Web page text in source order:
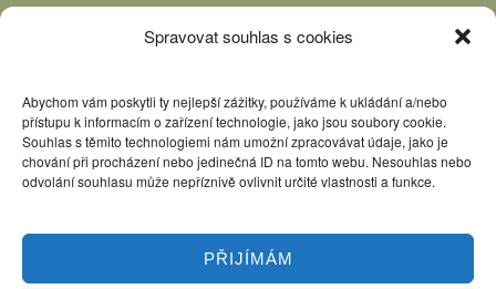
Spravovat souhlas s cookies
Abychom vám poskytli ty nejlepší zážitky, používáme k ukládání a/nebo
přístupu k informacím o zařízení technologie, jako jsou soubory cookie.
Souhlas s těmito technologiemi nám umožní zpracovávat údaje, jako je
chování při procházení nebo jedinečná ID na tomto webu. Nesouhlas nebo
odvolání souhlasu může nepříznivě ovlivnit určité vlastnosti a funkce.
PŘIJÍMÁM
Topics Freshness